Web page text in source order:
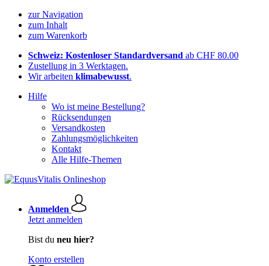
zur Navigation
zum Inhalt
zum Warenkorb
Schweiz: Kostenloser Standardversand ab CHF 80.00
Zustellung in 3 Werktagen.
Wir arbeiten klimabewusst.
Hilfe
Wo ist meine Bestellung?
Rücksendungen
Versandkosten
Zahlungsmöglichkeiten
Kontakt
Alle Hilfe-Themen
Anmelden
Jetzt anmelden
Bist du neu hier?
Konto erstellen